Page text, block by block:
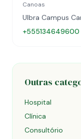
Canoas
Ulbra Campus
+555134649600
Outras
Hospital
Clínica
Consultório